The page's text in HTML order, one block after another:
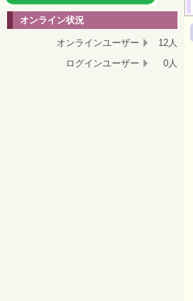
オンライン状況
オンラインユーザー
12人
ログインユーザー
0人